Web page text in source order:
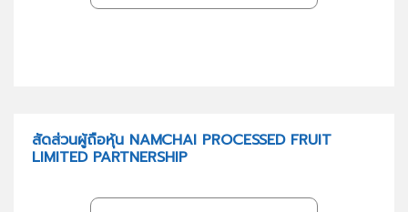
สัดส่วนผู้ถือหุ้น NAMCHAI PROCESSED FRUIT
LIMITED PARTNERSHIP